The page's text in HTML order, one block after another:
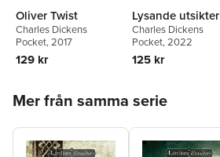
Oliver Twist
Charles Dickens
Pocket, 2017
129 kr
Lysande utsikter
Charles Dickens
Pocket, 2022
125 kr
Mer från samma serie